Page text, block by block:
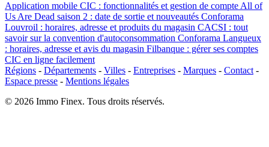
Application mobile CIC : fonctionnalités et gestion de compte All of
Us Are Dead saison 2 : date de sortie et nouveautés Conforama
Louvroil : horaires, adresse et produits du magasin CACSI : tout
savoir sur la convention d'autoconsommation Conforama Langueux
: horaires, adresse et avis du magasin Filbanque : gérer ses comptes
CIC en ligne facilement
Régions - Départements - Villes - Entreprises - Marques - Contact -
Espace presse - Mentions légales
© 2026 Immo Finex. Tous droits réservés.